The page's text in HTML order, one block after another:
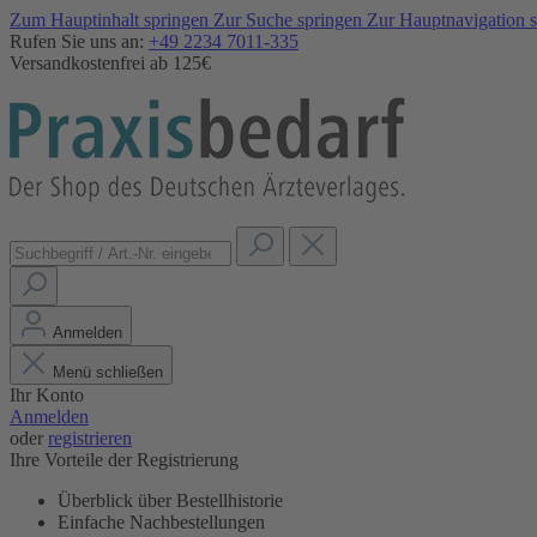
Zum Hauptinhalt springen Zur Suche springen Zur Hauptnavigation
Rufen Sie uns an: +49 2234 7011-335
Versandkostenfrei ab 125€
Anmelden
Menü schließen
Ihr Konto
Anmelden
oder registrieren
Ihre Vorteile der Registrierung
Überblick über Bestellhistorie
Einfache Nachbestellungen